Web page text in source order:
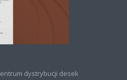
dystrybucji desek